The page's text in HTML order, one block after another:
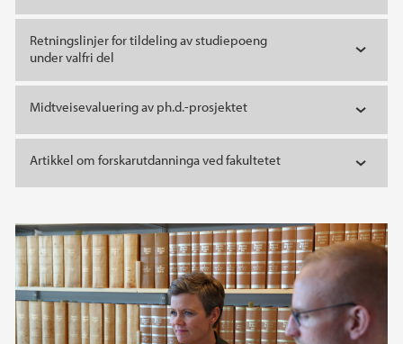
Retningslinjer for tildeling av studiepoeng
under valfri del
Midtveisevaluering av ph.d.-prosjektet
Artikkel om forskarutdanninga ved fakultetet